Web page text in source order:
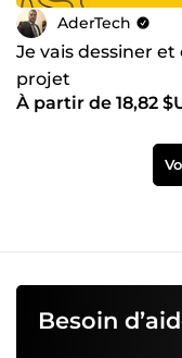
AderTech
Je vais dessiner
projet
À partir de 18,82
Besoin